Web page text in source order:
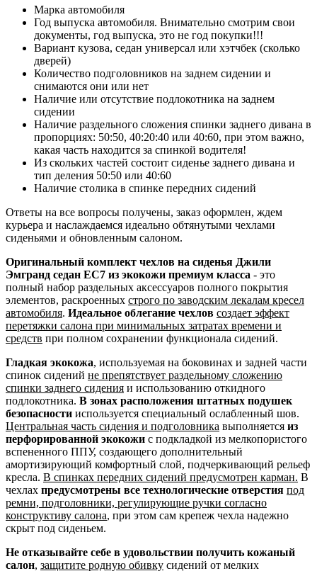
Марка автомобиля
Год выпуска автомобиля. Внимательно смотрим свои
документы, год выпуска, это не год покупки!!!
Вариант кузова, седан универсал или хэтчбек (сколько
дверей)
Количество подголовников на заднем сидении и
снимаются они или нет
Наличие или отсутствие подлокотника на заднем
сидении
Наличие раздельного сложения спинки заднего дивана в
пропорциях: 50:50, 40:20:40 или 40:60, при этом важно,
какая часть находится за спинкой водителя!
Из скольких частей состоит сиденье заднего дивана и
тип деления 50:50 или 40:60
Наличие столика в спинке передних сидений
Ответы на все вопросы получены, заказ оформлен, ждем
курьера и наслаждаемся идеально обтянутыми чехлами
сиденьями и обновленным салоном.
Оригинальный комплект чехлов на сиденья Джили
Эмгранд седан ЕС7 из экокожи премиум класса - это
полный набор раздельных аксессуаров полного покрытия
элементов, раскроенных строго по заводским лекалам кресел
автомобиля. Идеальное облегание чехлов создает эффект
перетяжки салона при минимальных затратах времени и
средств при полном сохранении функционала сидений.
Гладкая экокожа, используемая на боковинах и задней части
спинок сидений не препятствует раздельному сложению
спинки заднего сидения и использованию откидного
подлокотника. В зонах расположения штатных подушек
безопасности используется специальный ослабленный шов.
Центральная часть сидения и подголовника выполняется из
перфорированной экокожи с подкладкой из мелкопористого
вспененного ППУ, создающего дополнительный
амортизирующий комфортный слой, подчеркивающий рельеф
кресла. В спинках передних сидений предусмотрен карман. В
чехлах предусмотрены все технологические отверстия под
ремни, подголовники, регулирующие ручки согласно
конструктиву салона, при этом сам крепеж чехла надежно
скрыт под сиденьем.
Не отказывайте себе в удовольствии получить кожаный
салон, защитите родную обивку сидений от мелких